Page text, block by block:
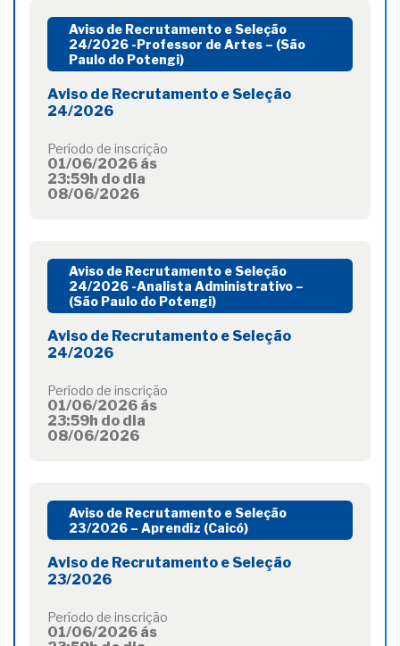
Aviso de Recrutamento e Seleção
24/2026 -Professor de Artes – (São
Paulo do Potengi)
Aviso de Recrutamento e Seleção
24/2026
Período de inscrição
01/06/2026 ás
23:59h do dia
08/06/2026
Aviso de Recrutamento e Seleção
24/2026 -Analista Administrativo –
(São Paulo do Potengi)
Aviso de Recrutamento e Seleção
24/2026
Período de inscrição
01/06/2026 ás
23:59h do dia
08/06/2026
Aviso de Recrutamento e Seleção
23/2026 – Aprendiz (Caicó)
Aviso de Recrutamento e Seleção
23/2026
Período de inscrição
01/06/2026 ás